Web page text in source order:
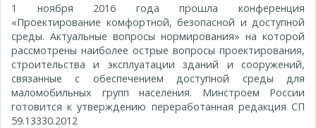
1 ноября 2016 года прошла конференция
«Проектирование комфортной, безопасной и доступной
среды. Актуальные вопросы нормирования» на которой
рассмотрены наиболее острые вопросы проектирования,
строительства и эксплуатации зданий и сооружений,
связанные с обеспечением доступной среды для
маломобильных групп населения. Минстроем России
готовится к утверждению переработанная редакция СП
59.13330.2012